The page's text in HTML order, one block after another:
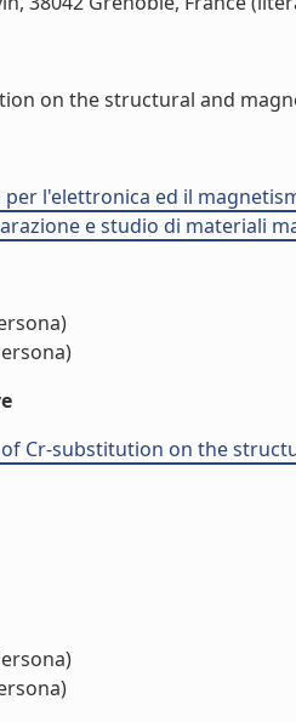
on the structural and
l'elettronica ed il
e studio di materiali
Cr-substitution on the